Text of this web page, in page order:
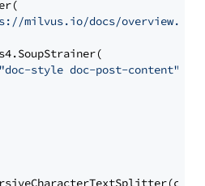
milvus.io/docs/overview.md"
"doc-style doc-post-content"